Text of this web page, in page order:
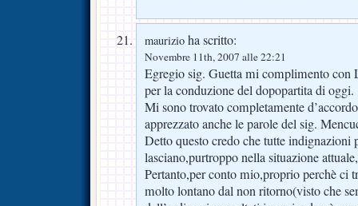
maurizio ha scritto:
Novembre 11th, 2007 alle 22:21
Egregio sig. Guetta mi complimento con
per la conduzione del dopopartita di oggi.
Mi sono trovato completamente
apprezzato anche le parole del sig.
Detto questo credo che tutte indignazioni
lasciano,purtroppo nella situazione
Pertanto,per conto mio,proprio perchè ci
molto lontano dal non ritorno(visto che